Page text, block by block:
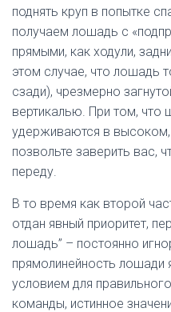
поднять круп в попытке
получаем лошадь с
прямыми, как ходули,
этом случае, что лошадь
сзади), чрезмерно
вертикалью. При том, что
удерживаются в
позвольте заверить вас,
переду.
В то время как второй
отдан явный приоритет,
лошадь” – постоянно
прямолинейность лошади
условием для
команды, истинное